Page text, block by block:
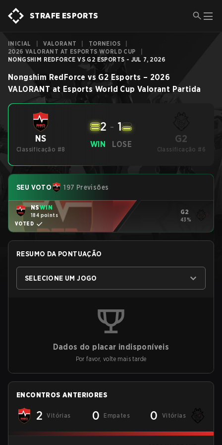
STRAFE ESPORTS
INICIAL VALORANT TORNEIOS
2026 VALORANT AT ESPORTS WORLD CUP
NONGSHIM REDFORCE VS G2 ESPORTS - JUL 7, 2026
Nongshim RedForce vs G2 Esports – 2026
VALORANT at Esports World Cup Valorant Partida
NS
Classificação #8
WIN
2 - 1
LOSE G2
Classificação #6
SEU VOTO 197 Previsões
NSWIN
184 points
VOTED
G2
43%
RESUMO DA PONTUAÇÃO
SELECIONE UM JOGO
Dados do placar indisponíveis
Por favor, volte mais tarde
ENCONTROS ANTERIORES
2 Vitórias 0 Empates 0 Vitórias